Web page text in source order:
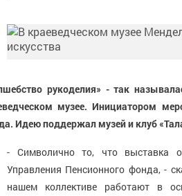
рукоделия» - так
музее. Инициатором
Идею поддержал музей и клуб
- Символично то, что выставка
Управления Пенсионного фонда, -
нашем коллективе работают в